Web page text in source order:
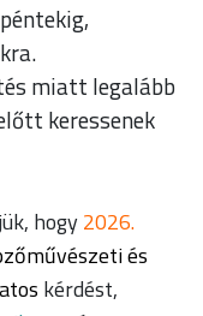
miatt legalább
keressenek
hogy2026.
és
kérdést,